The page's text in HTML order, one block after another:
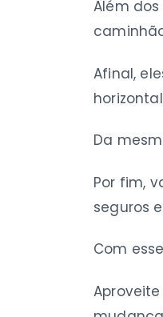
Além
Afinal,
Da
Por fim,
seguros
Com